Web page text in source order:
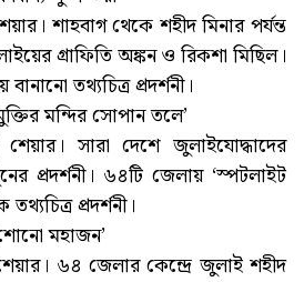
শাহবাগ থেকে শহীদ মিনার পর্যন্ত
গ্রাফিতি অঙ্কন ও রিকশা মিছিল।
তথ্যচিত্র প্রদর্শনী।
মন্দির সোপান তলে’
সারা দেশে জুলাইযোদ্ধাদের
প্রদর্শনী। ৬৪টি জেলায় ‘স্পটলাইট
প্রদর্শনী।
মহাজন’
৬৪ জেলার কেন্দ্রে জুলাই শহীদ